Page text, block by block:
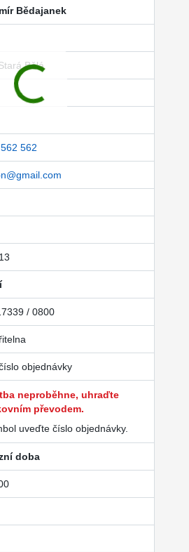
Bědajanek
Bělá
562
/ 0800
objednávky
neproběhne, uhraďte
převodem.
uveďte číslo objednávky.
doba